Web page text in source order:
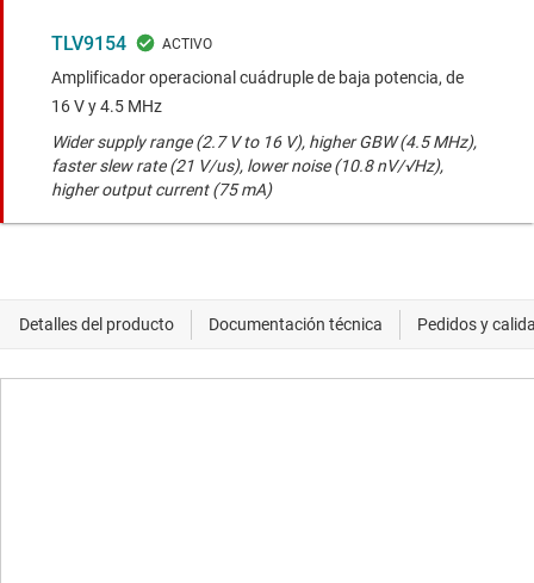
TLV9154
Amplificador operacional cuádruple de baja potencia, de
16 V y 4.5 MHz
Wider supply range (2.7 V to 16 V), higher GBW (4.5 MHz),
faster slew rate (21 V/us), lower noise (10.8 nV/√Hz),
higher output current (75 mA)